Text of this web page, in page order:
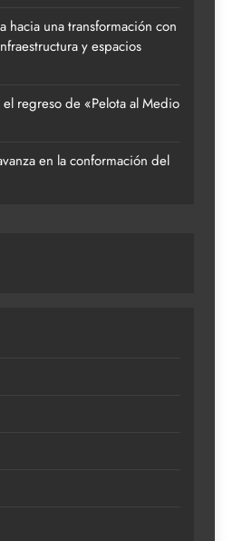
hacia una transformación con
y espacios
regreso de «Pelota al Medio
en la conformación del